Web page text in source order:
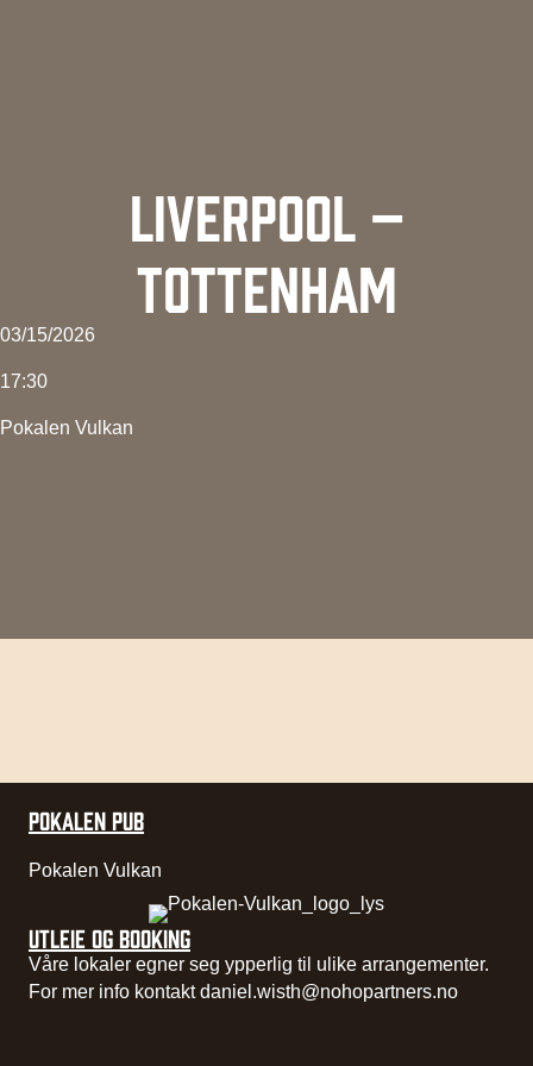
LIVERPOOL –
TOTTENHAM
03/15/2026
17:30
Pokalen Vulkan
POKALEN PUB
Pokalen Vulkan
UTLEIE OG BOOKING
Våre lokaler egner seg ypperlig til ulike arrangementer.
For mer info kontaktdaniel.wisth@nohopartners.no